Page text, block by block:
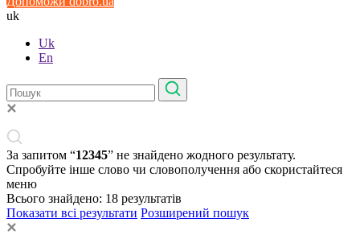
uk
Uk
En
За запитом “12345” не знайдено жодного результату.
Спробуйте інше слово чи словополучення або скористайтеся
меню
Всього знайдено: 18 результатів
Показати всі результати Розширений пошук